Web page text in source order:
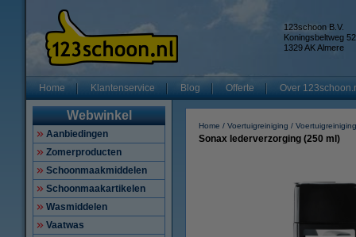
123schoon B.V.
Koningsbeltweg 52
1329 AK Almere
Home Klantenservice Blog Offerte Over
Webwinkel
Aanbiedingen
Zomerproducten
Schoonmaakmiddelen
Schoonmaakartikelen
Wasmiddelen
Vaatwas
Home Voertuigreiniging
Sonax lederverzorging (250 ml)